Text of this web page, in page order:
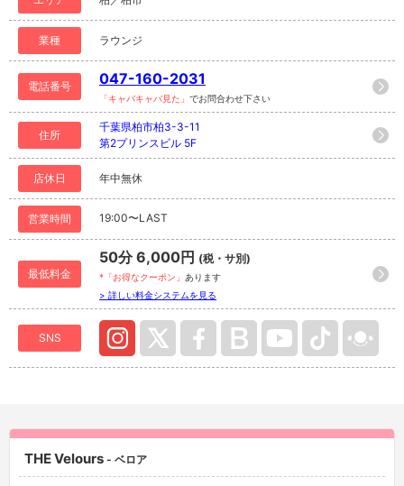
業種 ラウンジ
電話番号 047-160-2031
「キャバキャバ見た」 でお問合わせ下さい
住所
千葉県柏市柏3-3-11
第2プリンスビル 5F
店休日 年中無休
営業時間 19:00〜LAST
最低料金
50分 6,000円 (税・サ別)
*「お得なクーポン」 あります
> 詳しい料金システムを見る
SNS
THE Velours - ベロア